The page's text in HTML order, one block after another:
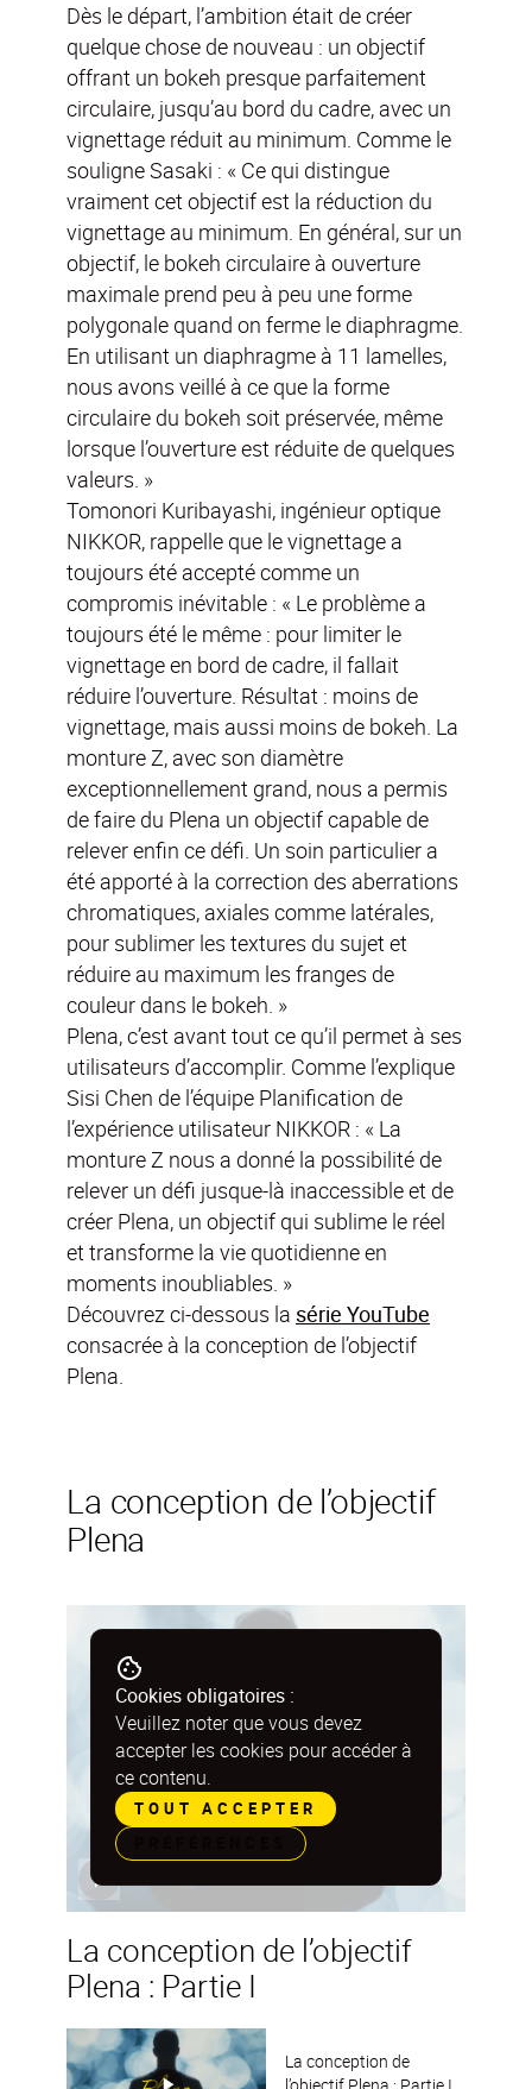
Dès le départ, l’ambition était de créer
quelque chose de nouveau : un objectif
offrant un bokeh presque parfaitement
circulaire, jusqu’au bord du cadre, avec un
vignettage réduit au minimum. Comme le
souligne Sasaki : « Ce qui distingue
vraiment cet objectif est la réduction du
vignettage au minimum. En général, sur un
objectif, le bokeh circulaire à ouverture
maximale prend peu à peu une forme
polygonale quand on ferme le diaphragme.
En utilisant un diaphragme à 11 lamelles,
nous avons veillé à ce que la forme
circulaire du bokeh soit préservée, même
lorsque l’ouverture est réduite de quelques
valeurs. »
Tomonori Kuribayashi, ingénieur optique
NIKKOR, rappelle que le vignettage a
toujours été accepté comme un
compromis inévitable : « Le problème a
toujours été le même : pour limiter le
vignettage en bord de cadre, il fallait
réduire l’ouverture. Résultat : moins de
vignettage, mais aussi moins de bokeh. La
monture Z, avec son diamètre
exceptionnellement grand, nous a permis
de faire du Plena un objectif capable de
relever enfin ce défi. Un soin particulier a
été apporté à la correction des aberrations
chromatiques, axiales comme latérales,
pour sublimer les textures du sujet et
réduire au maximum les franges de
couleur dans le bokeh. »
Plena, c’est avant tout ce qu’il permet à ses
utilisateurs d’accomplir. Comme l’explique
Sisi Chen de l’équipe Planification de
l’expérience utilisateur NIKKOR : « La
monture Z nous a donné la possibilité de
relever un défi jusque-là inaccessible et de
créer Plena, un objectif qui sublime le réel
et transforme la vie quotidienne en
moments inoubliables. »
Découvrez ci-dessous la série YouTube
consacrée à la conception de l’objectif
Plena.
La conception de l’objectif
Plena
Cookies obligatoires :
Veuillez noter que vous devez
accepter les cookies pour accéder à
ce contenu.
TOUT ACCEPTER
La conception de l’objectif
Plena : Partie I
La conception de
l’objectif Plena : Partie I